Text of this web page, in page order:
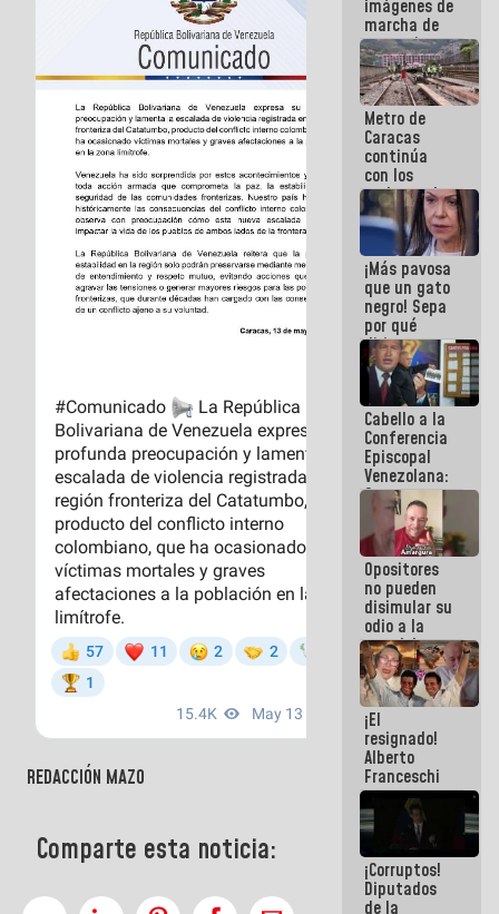
REDACCIÓN MAZO
Comparte esta noticia:
imágenes de
marcha de
extremistas:
Son unos
coberos,
viven de la
mentira
Metro de
Caracas
continúa
con los
trabajos de
mantenimiento
e inspección
en la Línea 2
¡Más pavosa
que un gato
negro! Sepa
por qué
dirigentes
opositores
se
desmarcan
de La Sayo
Cabello a la
Conferencia
Episcopal
Venezolana:
Son unos
inmorales,
ni una
botella de
agua han
llevado
Opositores
no pueden
disimular su
odio a la
paz del
pueblo
¡El
resignado!
Alberto
Franceschi
muestra su
frustración
ante
burguesía
de siempre
¡Corruptos!
Diputados
de la